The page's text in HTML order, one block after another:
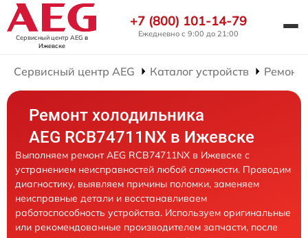
Сервисный центр AEG в
Ижевске
+7 (800) 101-14-79
Ежедневно с 9:00 до 21:00
Сервисный центр AEG Каталог устройств Ремонт
Ремонт холодильника
AEG RCB74711NX в Ижевске
Выполняем ремонт AEG RCB74711NX в Ижевске с
устранением неисправностей любой сложности. Проводим
диагностику, выявляем причины поломки, заменяем
неисправные детали и восстанавливаем
работоспособность устройства. Используем оригинальные
или рекомендованные производителем запчасти, после